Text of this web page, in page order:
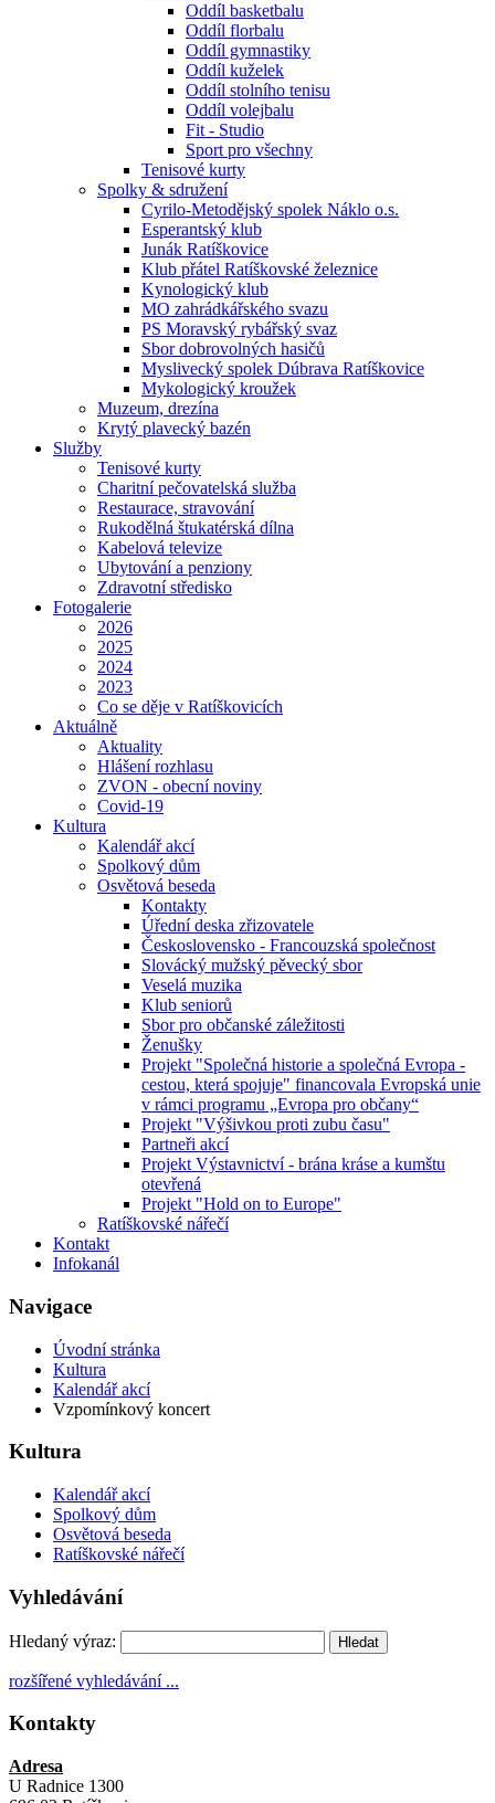
Oddíl basketbalu
Oddíl florbalu
Oddíl gymnastiky
Oddíl kuželek
Oddíl stolního tenisu
Oddíl volejbalu
Fit - Studio
Sport pro všechny
Tenisové kurty
Spolky & sdružení
Cyrilo-Metodějský spolek Náklo o.s.
Esperantský klub
Junák Ratíškovice
Klub přátel Ratíškovské železnice
Kynologický klub
MO zahrádkářského svazu
PS Moravský rybářský svaz
Sbor dobrovolných hasičů
Myslivecký spolek Dúbrava Ratíškovice
Mykologický kroužek
Muzeum, drezína
Krytý plavecký bazén
Služby
Tenisové kurty
Charitní pečovatelská služba
Restaurace, stravování
Rukodělná štukatérská dílna
Kabelová televize
Ubytování a penziony
Zdravotní středisko
Fotogalerie
2026
2025
2024
2023
Co se děje v Ratíškovicích
Aktuálně
Aktuality
Hlášení rozhlasu
ZVON - obecní noviny
Covid-19
Kultura
Kalendář akcí
Spolkový dům
Osvětová beseda
Kontakty
Úřední deska zřizovatele
Československo - Francouzská společnost
Slovácký mužský pěvecký sbor
Veselá muzika
Klub seniorů
Sbor pro občanské záležitosti
Ženušky
Projekt "Společná historie a společná Evropa -
cestou, která spojuje" financovala Evropská unie
v rámci programu „Evropa pro občany“
Projekt "Výšivkou proti zubu času"
Partneři akcí
Projekt Výstavnictví - brána kráse a kumštu
otevřená
Projekt "Hold on to Europe"
Ratíškovské nářečí
Kontakt
Infokanál
Navigace
Úvodní stránka
Kultura
Kalendář akcí
Vzpomínkový koncert
Kultura
Kalendář akcí
Spolkový dům
Osvětová beseda
Ratíškovské nářečí
Vyhledávání
Hledaný výraz:
rozšířené vyhledávání ...
Kontakty
Adresa
U Radnice 1300